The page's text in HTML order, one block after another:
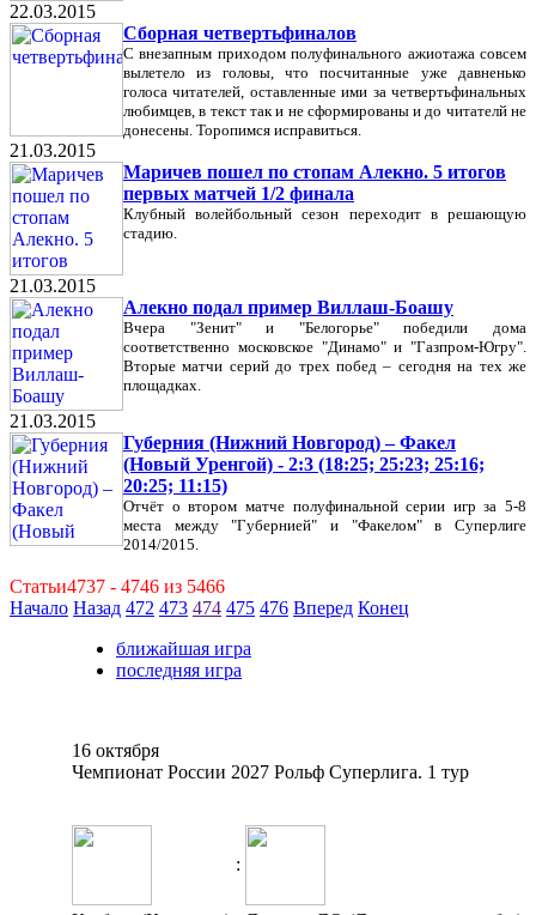
22.03.2015
Сборная четвертьфиналов
С внезапным приходом полуфинального ажиотажа совсем
вылетело из головы, что посчитанные уже давненько
голоса читателей, оставленные ими за четвертьфинальных
любимцев, в текст так и не сформированы и до читателй не
донесены. Торопимся исправиться.
21.03.2015
Маричев пошел по стопам Алекно. 5 итогов
первых матчей 1/2 финала
Клубный волейбольный сезон переходит в решающую
стадию.
21.03.2015
Алекно подал пример Виллаш-Боашу
Вчера "Зенит" и "Белогорье" победили дома
соответственно московское "Динамо" и "Газпром-Югру".
Вторые матчи серий до трех побед – сегодня на тех же
площадках.
21.03.2015
Губерния (Нижний Новгород) – Факел
(Новый Уренгой) - 2:3 (18:25; 25:23; 25:16;
20:25; 11:15)
Отчёт о втором матче полуфинальной серии игр за 5-8
места между "Губернией" и "Факелом" в Суперлиге
2014/2015.
Статьи4737 - 4746 из 5466
Начало Назад 472 473 474 475 476 Вперед Конец
ближайшая игра
последняя игра
16 октября
Чемпионат России 2027 Рольф Суперлига. 1 тур
: